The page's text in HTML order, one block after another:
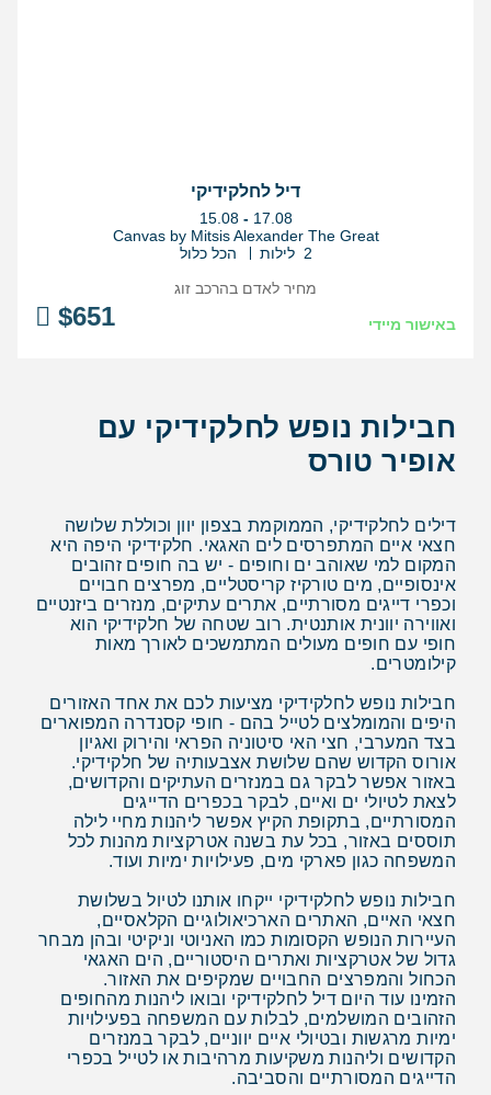
דיל לחלקידיקי
בין
התאריכים,
15.08 - 17.08
Canvas by Mitsis Alexander The Great
2 לילות
הכל כלול
באישור מיידי $651
מחיר לאדם בהרכב זוג
חבילות נופש לחלקידיקי עם
אופיר טורס
דילים לחלקידיקי, הממוקמת בצפון יוון וכוללת שלושה
חצאי איים המתפרסים לים האגאי. חלקידיקי היפה היא
המקום למי שאוהב ים וחופים - יש בה חופים זהובים
אינסופיים, מים טורקיז קריסטליים, מפרצים חבויים
וכפרי דייגים מסורתיים, אתרים עתיקים, מנזרים ביזנטיים
ואווירה יוונית אותנטית. רוב שטחה של חלקידיקי הוא
חופי עם חופים מעולים המתמשכים לאורך מאות
קילומטרים.
חבילות נופש לחלקידיקי מציעות לכם את אחד האזורים
היפים והמומלצים לטייל בהם - חופי קסנדרה המפוארים
בצד המערבי, חצי האי סיטוניה הפראי והירוק ואגיון
אורוס הקדוש שהם שלושת אצבעותיה של חלקידיקי.
באזור אפשר לבקר גם במנזרים העתיקים והקדושים,
לצאת לטיולי ים ואיים, לבקר בכפרים הדייגים
המסורתיים, בתקופת הקיץ אפשר ליהנות מחיי לילה
תוססים באזור, בכל עת בשנה אטרקציות מהנות לכל
המשפחה כגון פארקי מים, פעילויות ימיות ועוד.
חבילות נופש לחלקידיקי ייקחו אותנו לטיול בשלושת
חצאי האיים, האתרים הארכיאולוגיים הקלאסיים,
העיירות הנופש הקסומות כמו האניוטי וניקיטי ובהן מבחר
גדול של אטרקציות ואתרים היסטוריים, הים האגאי
הכחול והמפרצים החבויים שמקיפים את האזור.
הזמינו עוד היום דיל לחלקידיקי ובואו ליהנות מהחופים
הזהובים המושלמים, לבלות עם המשפחה בפעילויות
ימיות מרגשות ובטיולי איים יווניים, לבקר במנזרים
הקדושים וליהנות משקיעות מרהיבות או לטייל בכפרי
הדייגים המסורתיים והסביבה.